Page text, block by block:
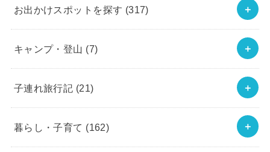
お出かけスポットを探す (317)
キャンプ・登山 (7)
子連れ旅行記 (21)
暮らし・子育て (162)